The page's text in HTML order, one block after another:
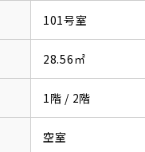
101号室
28.56㎡
1階 / 2階
空室